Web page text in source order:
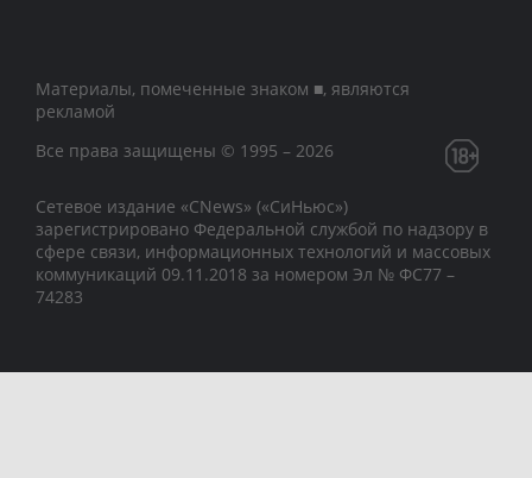
Материалы, помеченные знаком ■, являются
рекламой
Все права защищены © 1995 – 2026
Сетевое издание «CNews» («СиНьюс»)
зарегистрировано Федеральной службой по надзору в
сфере связи, информационных технологий и массовых
коммуникаций 09.11.2018 за номером Эл № ФС77 –
74283